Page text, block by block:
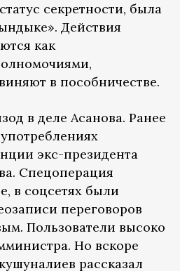
секретности, была
Действия
как
в пособничестве.
в деле Асанова. Ранее
экс-президента
Спецоперация
в соцсетях были
переговоров
Пользователи высоко
Но вскоре
рассказал